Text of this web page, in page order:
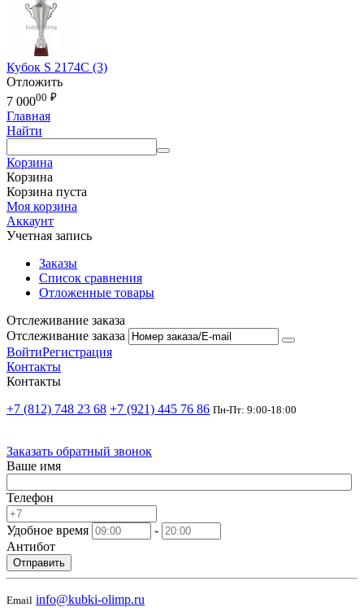
Кубок S 2174C (3)
Отложить
7 00000 ₽
Главная
Найти
Корзина
Корзина
Корзина пуста
Моя корзина
Аккаунт
Учетная запись
Заказы
Список сравнения
Отложенные товары
Отслеживание заказа
Отслеживание заказа
ВойтиРегистрация
Контакты
Контакты
+7 (812) 748 23 68 +7 (921) 445 76 86 Пн-Пт: 9:00-18:00
Заказать обратный звонок
Ваше имя
Телефон
Удобное время
-
Антибот
Отправить
Email info@kubki-olimp.ru